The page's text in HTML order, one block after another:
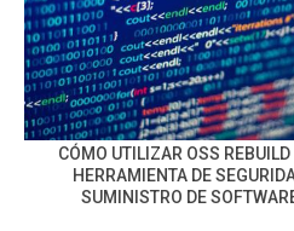
CÓMO UTILIZAR OSS
HERRAMIENTA DE
SUMINISTRO DE